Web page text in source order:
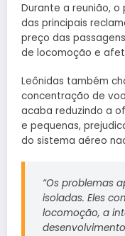
Durante a reunião,
das principais
preço das
de locomoção e
Leônidas também
concentração de
acaba reduzindo a
e pequenas,
do sistema aéreo
“Os problemas
isoladas. Eles
locomoção, a